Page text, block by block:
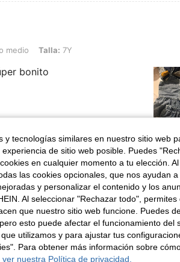
7Y
medio Talla: 7Y
bonito
Útil
y tecnologías similares en nuestro sitio web
de sitio web posible. Puedes
en cualquier momento a tu elección.
las cookies opcionales, que nos ayudan
y personalizar el contenido y los
Al seleccionar "Rechazar todo",
que nuestro sitio web funcione. Puedes
esto puede afectar el funcionamiento del
utilizamos y para ajustar tus
Para obtener más información sobre
nuestra Política de privacidad.